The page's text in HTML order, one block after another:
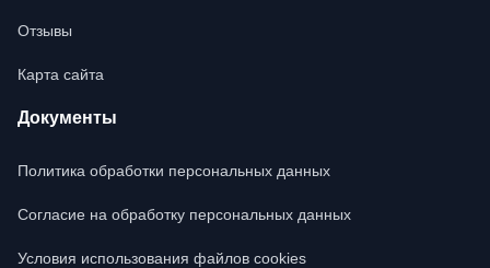
Отзывы
Карта сайта
Документы
Политика обработки персональных данных
Согласие на обработку персональных данных
Условия использования файлов cookies